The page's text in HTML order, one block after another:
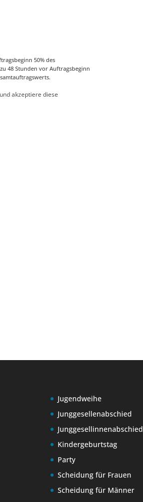
50% des
48 Stunden vor Auftragsbeginn
akzeptiere diese
Jugendweihe
Junggesellenabschied
Junggesellinnenabschied
Kindergeburtstag
Party
Scheidung für Frauen
Scheidung für Männer